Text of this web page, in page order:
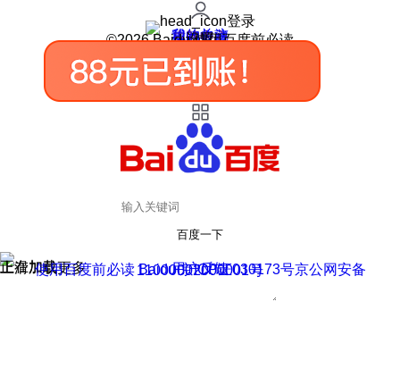
登录
我的关注
我的收藏
皮肤中心
用户反馈
设置
©2026 Baidu 使用百度前必读
百度一下
正在加载
上滑加载更多 用户反馈
使用百度前必读 Baidu 京ICP证030173号
京公网安备11000002000001号